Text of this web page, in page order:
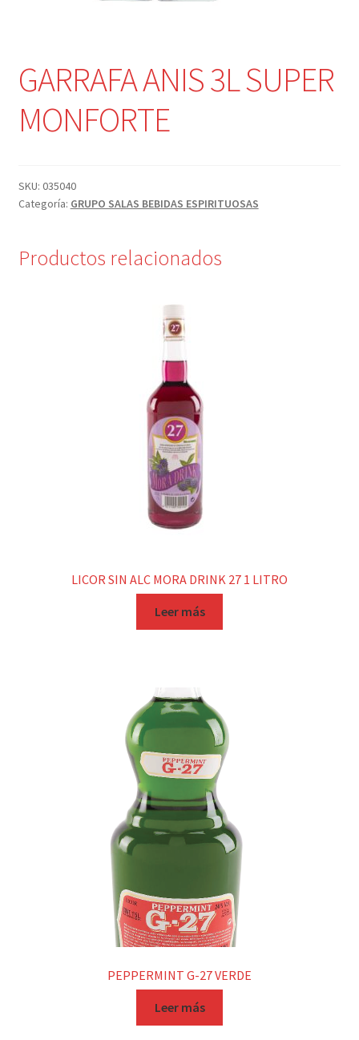
GARRAFA ANIS 3L SUPER
MONFORTE
SKU: 035040
Categoría: GRUPO SALAS BEBIDAS ESPIRITUOSAS
Productos relacionados
LICOR SIN ALC MORA DRINK 27 1 LITRO
Leer más
PEPPERMINT G-27 VERDE
Leer más